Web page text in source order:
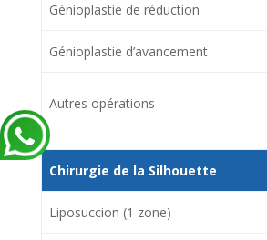
Génioplastie de réduction
Génioplastie d’avancement
Autres opérations
Chirurgie de la Silhouette
Liposuccion (1 zone)